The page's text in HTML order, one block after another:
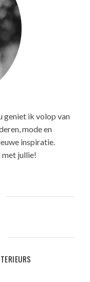
geniet ik volop van
mode en
inspiratie.
met jullie!